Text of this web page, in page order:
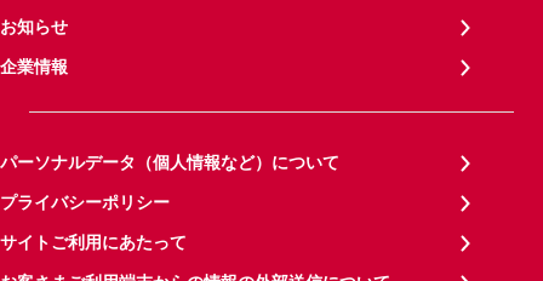
お知らせ
企業情報
パーソナルデータ（個人情報など）について
プライバシーポリシー
サイトご利用にあたって